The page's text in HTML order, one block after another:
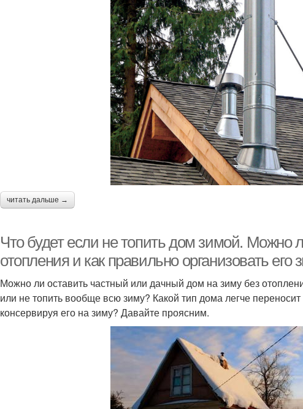
читать дальше →
Что будет если не топить дом зимой. Можно
отопления и как правильно организовать его
Можно ли оставить частный или дачный дом на зиму без
или не топить вообще всю зиму? Какой тип дома легче
консервируя его на зиму? Давайте проясним.